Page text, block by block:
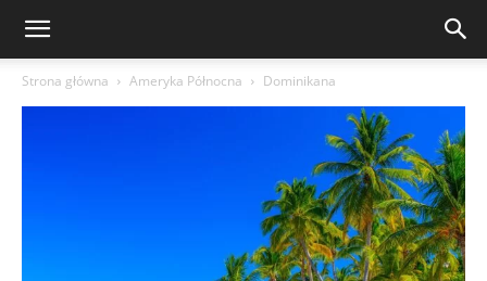
Strona główna Ameryka Północna Dominikana